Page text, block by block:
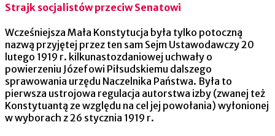
Strajk socjalistów przeciw Senatowi
Wcześniejsza Mała Konstytucja była tylko potoczną
nazwą przyjętej przez ten sam Sejm Ustawodawczy 20
lutego 1919 r. kilkunastozdaniowej uchwały o
powierzeniu Józefowi Piłsudskiemu dalszego
sprawowania urzędu Naczelnika Państwa. Była to
pierwsza ustrojowa regulacja autorstwa izby (zwanej też
Konstytuantą ze względu na cel jej powołania) wyłonionej
w wyborach z 26 stycznia 1919 r.